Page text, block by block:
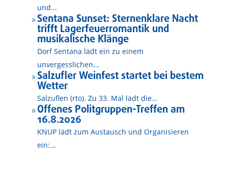
und...
9 Sentana Sunset: Sternenklare Nacht
trifft Lagerfeuerromantik und
musikalische Klänge
Dorf Sentana lädt ein zu einem
unvergesslichen...
9 Salzufler Weinfest startet bei bestem
Wetter
Salzuflen (rto). Zu 33. Mal lädt die...
9 Offenes Politgruppen-Treffen am
16.8.2026
KNUP lädt zum Austausch und Organisieren
ein:...